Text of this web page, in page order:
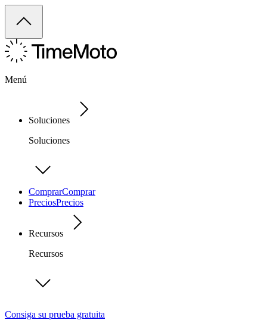
Menú
Soluciones
Soluciones
ComprarComprar
PreciosPrecios
Recursos
Recursos
Consiga su prueba gratuita